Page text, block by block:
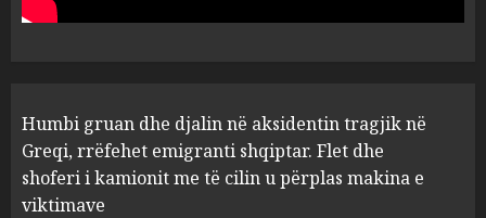
2
3
degjeneron në zjarrvënie në
Vlorë, arrestohet 33-vjeçari
(VIDEO)
Humbi gruan dhe djalin në aksidentin tragjik në
Greqi, rrëfehet emigranti shqiptar. Flet dhe
shoferi i kamionit me të cilin u përplas makina e
viktimave